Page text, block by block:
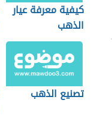
كيفية معرفة عيار
الذهب
تصنيع الذهب